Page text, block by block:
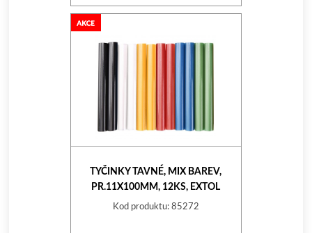
TYČINKY TAVNÉ, MIX BAREV,
PR.11X100MM, 12KS, EXTOL
CRAFT
Kod produktu: 85272